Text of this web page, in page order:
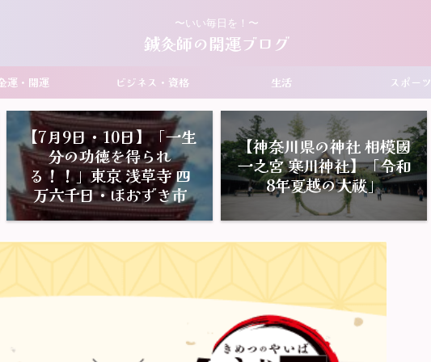
〜いい毎日を！〜
鍼灸師の開運ブログ
運・開運 ビジネス・資格 生活 スポーツ
【7月9日・10日】「一生
分の功徳を得られ
る！！」東京 浅草寺 四
万六千日・ほおずき市
【神奈川県の神社 相模國
一之宮 寒川神社】「令和
8年夏越の大祓」